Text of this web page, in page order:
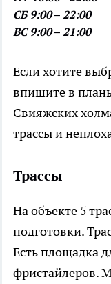
СБ 9:00 – 22:00
ВС 9:00 – 21:00
Если хотите
впишите в
Свияжских
трассы и
Трассы
На объекте 5
подготовки.
Есть площадка
фристайлеров.